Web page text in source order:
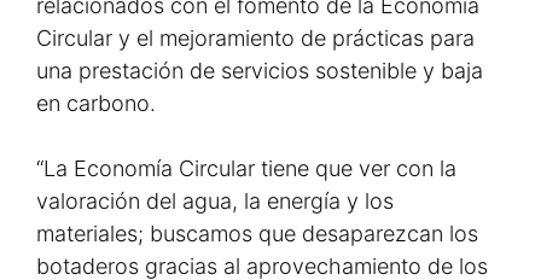
relacionados con el fomento de la Economía
Circular y el mejoramiento de prácticas para
una prestación de servicios sostenible y baja
en carbono.
“La Economía Circular tiene que ver con la
valoración del agua, la energía y los
materiales; buscamos que desaparezcan los
botaderos gracias al aprovechamiento de los